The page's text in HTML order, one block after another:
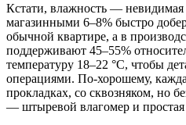
Кстати, влажность —
магазинными 6–8% быстро
обычной квартире, а в
поддерживают 45–55%
температуру 18–22 °C, чтобы
операциями. По-хорошему,
прокладках, со сквозняком, но
— штыревой влагомер и